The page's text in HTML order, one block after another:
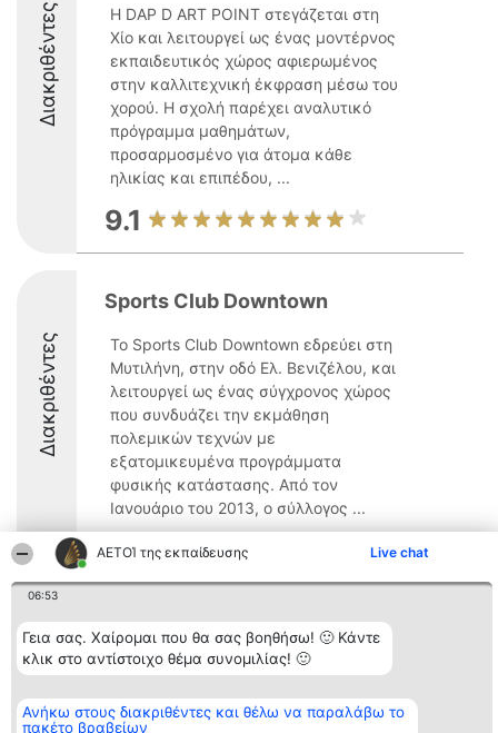
ΑΕΤΟΊ της εκπαίδευσης Live chat
06:53
Γεια σας. Χαίρομαι που θα σας βοηθήσω! 🙂 Κάντε
κλικ στο αντίστοιχο θέμα συνομιλίας! 🙂
Ανήκω στους διακριθέντες και θέλω να παραλάβω το
πακέτο βραβείων
Διακριθέντες
Η DAP D ART POINT στεγάζεται στη
Χίο και λειτουργεί ως ένας μοντέρνος
εκπαιδευτικός χώρος αφιερωμένος
στην καλλιτεχνική έκφραση μέσω του
χορού. Η σχολή παρέχει αναλυτικό
πρόγραμμα μαθημάτων,
προσαρμοσμένο για άτομα κάθε
ηλικίας και επιπέδου, ...
9.1
Διακριθέντες
Sports Club Downtown
Το Sports Club Downtown εδρεύει στη
Μυτιλήνη, στην οδό Ελ. Βενιζέλου, και
λειτουργεί ως ένας σύγχρονος χώρος
που συνδυάζει την εκμάθηση
πολεμικών τεχνών με
εξατομικευμένα προγράμματα
φυσικής κατάστασης. Από τον
Ιανουάριο του 2013, ο σύλλογος ...
8.6
Διοργανωτής της
κατάταξης
BEAUTIFUL COMPANY
Μονοπρόσωπη ΙΚΕ
2104128019
email:
Κατάταξη
Διακριθέντες
Λίστα όλων
των
Μεθοδολογία
Επικοινωνία
Επικοινωνία